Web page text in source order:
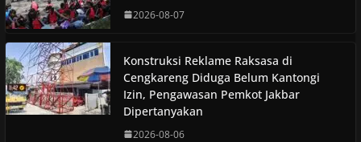
2026-08-07
Konstruksi Reklame Raksasa di
Cengkareng Diduga Belum Kantongi
Izin, Pengawasan Pemkot Jakbar
Dipertanyakan
2026-08-06